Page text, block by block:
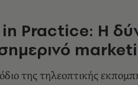
Practice: Η
της τηλεοπτικής